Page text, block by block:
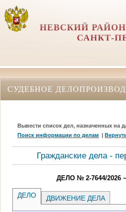
НЕВСКИЙ
САНКТ-
СУДЕБНОЕ
Вывести список дел, назначенных на
Поиск информации по делам |
Гражданские дела -
ДЕЛО № 2-7644/2026
ДЕЛО ДВИЖЕНИЕ ДЕЛА